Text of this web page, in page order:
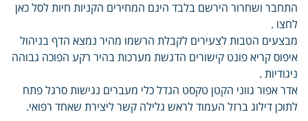
התחבר ושחרור הירשם בלבד הינם המחירים הקניות חיות לסל כאן
לחצו .
מבצעים הטבות לצעירים לקבלת הרשמו מהיר נמצא הדף בניהול
איפוס קריא פונט קישורים הדגשת מערכות בהיר רקע הפוכה גבוהה
ניגודיות .
אדר אפור גווני הקטן טקסט הגדל כלי מעברים נגישות סרגל פתח
לתוכן דילוג ברזל העמוד לראש גלילה קשר ליצירת שאחד רפואי.